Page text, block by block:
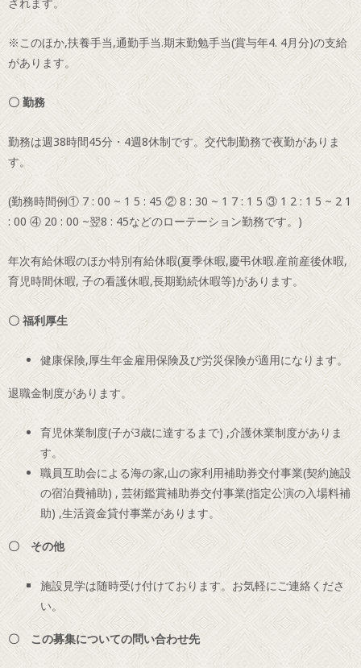
※このほか,扶養手当,通勤手当.期末勤勉手当(賞与年4. 4月分)の支給
があります。
〇 勤務
勤務は週38時間45分・4週8休制です。交代制勤務で夜勤がありま
す。
(勤務時間例① 7 : 00 ~ 1 5 : 45 ② 8 : 30 ~ 1 7 : 1 5 ③ 1 2 : 1 5 ~ 2 1
: 00 ④ 20 : 00 ~翌8 : 45などのローテーション勤務です。)
年次有給休暇のほか特別有給休暇(夏季休暇,慶弔休暇.産前産後休暇,
育児時間休暇, 子の看護休暇,長期勤続休暇等)があります。
〇 福利厚生
健康保険,厚生年金雇用保険及び労災保険が適用になります。
退職金制度があります。
育児休業制度(子が3歳に達するまで) ,介護休業制度がありま
す。
職員互助会による海の家,山の家利用補助券交付事業(契約施設
の宿泊費補助) , 芸術鑑賞補助券交付事業(指定公演の入場料補
助) ,生活資金貸付事業があります。
〇 その他
施設見学は随時受け付けております。お気軽にご連絡くださ
い。
〇 この募集についての問い合わせ先